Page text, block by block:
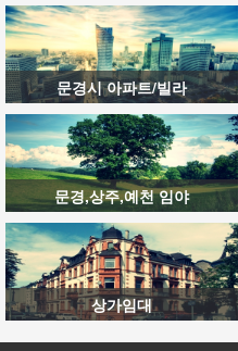
문경시 아파트/빌라
문경,상주,예천 임야
상가임대